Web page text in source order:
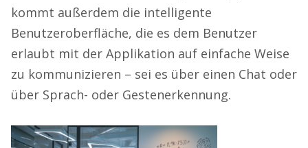
kommt außerdem die intelligente
Benutzeroberfläche, die es dem Benutzer
erlaubt mit der Applikation auf einfache Weise
zu kommunizieren – sei es über einen Chat oder
über Sprach- oder Gestenerkennung.